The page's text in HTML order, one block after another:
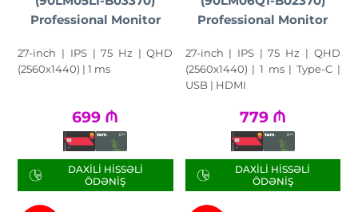
Professional Monitor
27-inch | IPS | 75 Hz | QHD
(2560x1440) | 1 ms
699 ₼
DAXILI HISSƏLI
ÖDƏNIŞ
Professional Monitor
27-inch | IPS | 75 Hz | QHD
(2560x1440) | 1 ms | Type-C |
USB | HDMI
779 ₼
DAXILI HISSƏLI
ÖDƏNIŞ